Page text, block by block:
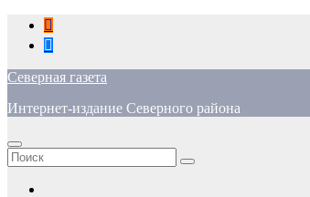
Перейти
содержимому
Северная газета
Интернет-издание Северного района